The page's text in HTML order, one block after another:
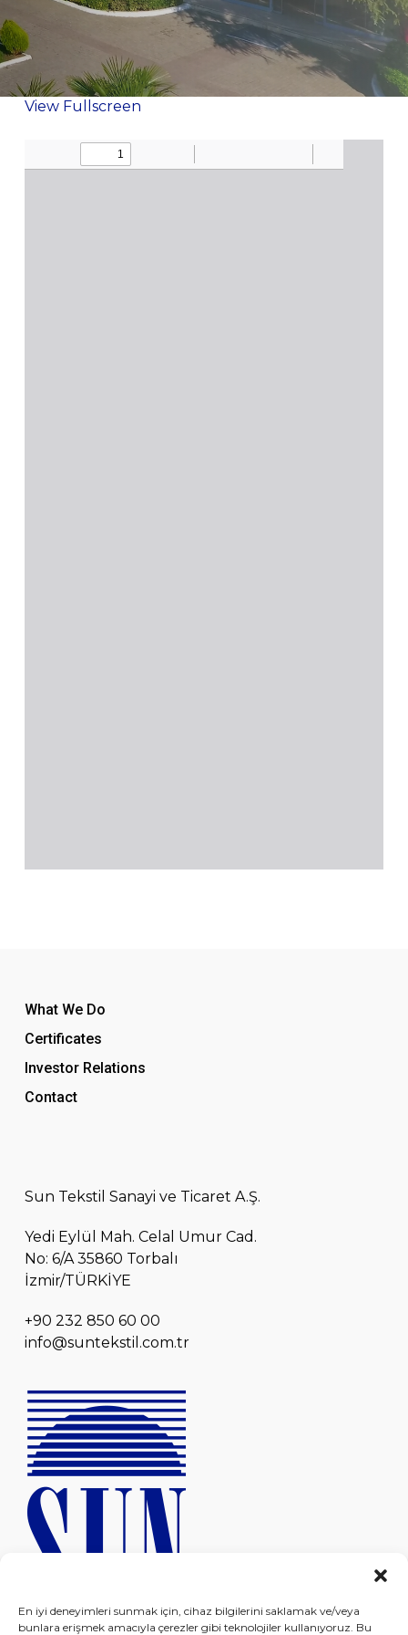
En iyi deneyimleri sunmak için, cihaz bilgilerini saklamak ve/veya
bunlara erişmek amacıyla çerezler gibi teknolojiler kullanıyoruz. Bu
View Fullscreen
What We Do
Certificates
Investor Relations
Contact
Sun Tekstil Sanayi ve Ticaret A.Ş.
Yedi Eylül Mah. Celal Umur Cad.
No: 6/A 35860 Torbalı
İzmir/TÜRKİYE
+90 232 850 60 00
info@suntekstil.com.tr